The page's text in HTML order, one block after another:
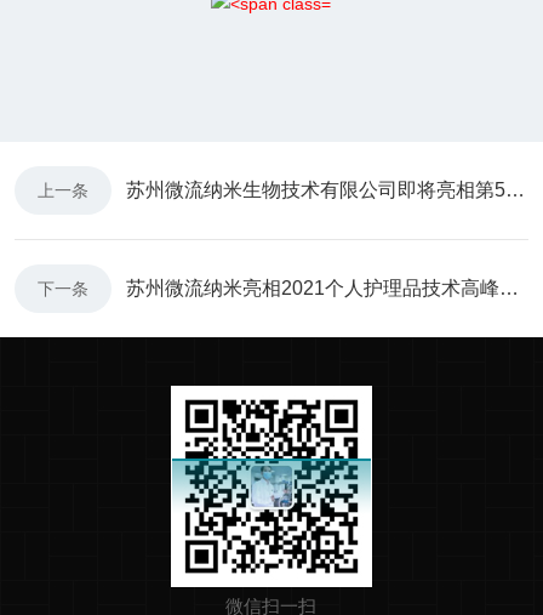
上一条 苏州微流纳米生物技术有限公司即将亮相第59届广州国际美博会
下一条 苏州微流纳米亮相2021个人护理品技术高峰论坛广州场
微信扫一扫